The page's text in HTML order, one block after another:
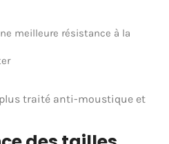
meilleure résistance à la
plus traité anti-moustique et